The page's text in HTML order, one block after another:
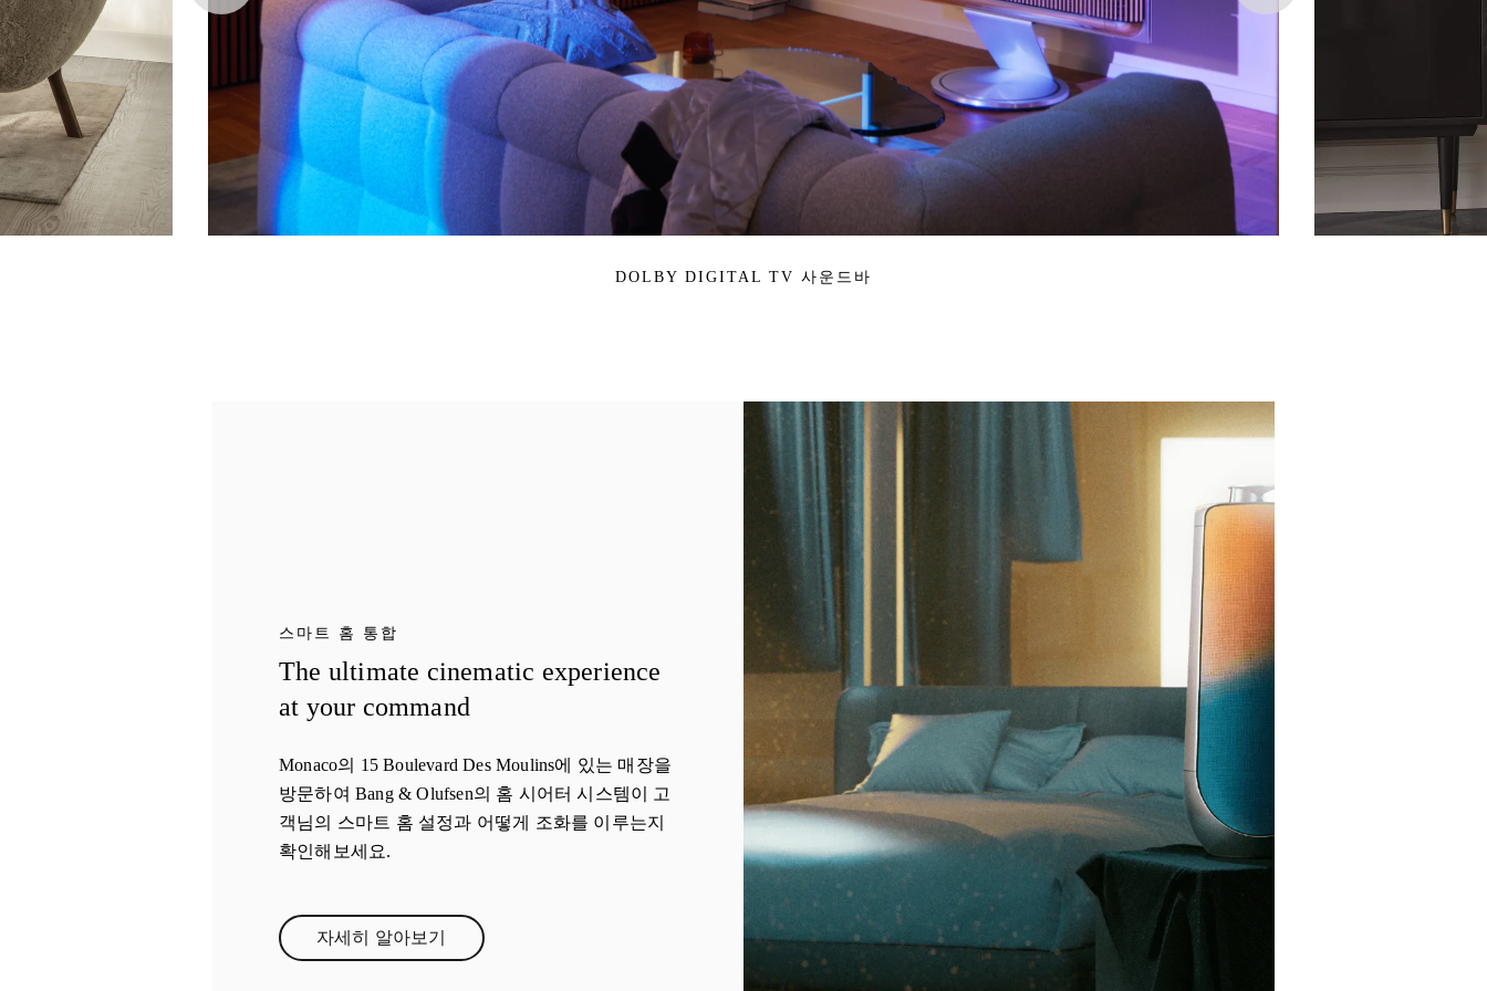
DOLBY DIGITAL TV 사운드바
이벤트 이미지
스마트 홈 통합
The ultimate cinematic experience
at your command
Monaco의 15 Boulevard Des Moulins에 있는 매장을
방문하여 Bang & Olufsen의 홈 시어터 시스템이 고
객님의 스마트 홈 설정과 어떻게 조화를 이루는지
확인해보세요.
자세히 알아보기Link Opens in New Tab